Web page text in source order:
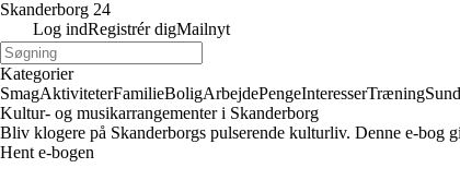
Skanderborg 24
Log indRegistrér digMailnyt
Kategorier
SmagAktiviteterFamilieBoligArbejdePengeInteresserTræning
Kultur- og musikarrangementer i Skanderborg
Bliv klogere på Skanderborgs pulserende kulturliv. Denne e-bog
Hent e-bogen